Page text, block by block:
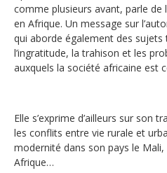
comme plusieurs avant, parle
en Afrique. Un message sur
qui aborde également des sujets
l’ingratitude, la trahison et les
auxquels la société africaine est
Elle s’exprime d’ailleurs sur son
les conflits entre vie rurale et
modernité dans son pays le
Afrique…